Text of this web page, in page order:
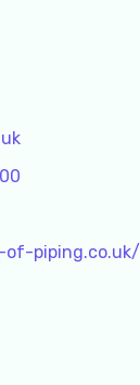
of-piping.co.uk/